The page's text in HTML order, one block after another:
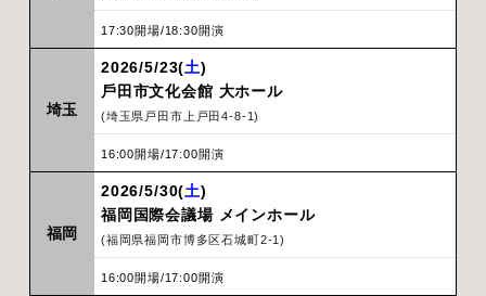
17:30開場/18:30開演
埼玉
2026/5/23(土)
⼾⽥市⽂化会館 ⼤ホール
(埼玉県戸田市上戸田4-8-1)
16:00開場/17:00開演
福岡
2026/5/30(土)
福岡国際会議場 メインホール
(福岡県福岡市博多区石城町2-1)
16:00開場/17:00開演